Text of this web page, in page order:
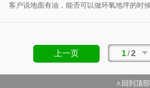
客户说地面有油，能否可以做环氧地坪的时
了环氧地坪漆工程质量肯定会有问题。所以
土，再做地坪。要不然在这种地面基础上做
上一页 1/2
∧回到顶部